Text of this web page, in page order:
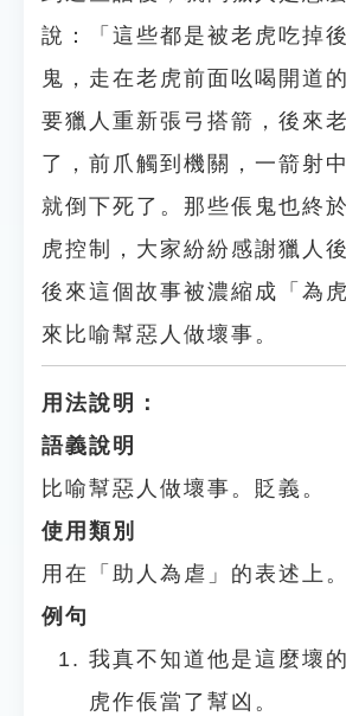
說：「這些都是被老虎吃掉
鬼，走在老虎前面吆喝開道
要獵人重新張弓搭箭，後來
了，前爪觸到機關，一箭射
就倒下死了。那些倀鬼也終
虎控制，大家紛紛感謝獵人
後來這個故事被濃縮成「為
來比喻幫惡人做壞事。
用法說明：
語義說明
比喻幫惡人做壞事。貶義。
使用類別
用在「助人為虐」的表述上。
例句
我真不知道他是這麼壞
虎作倀當了幫凶。